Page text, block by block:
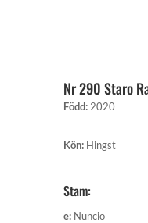
Nr 290 Staro
Född: 2020
Kön: Hingst
Stam:
e: Nuncio